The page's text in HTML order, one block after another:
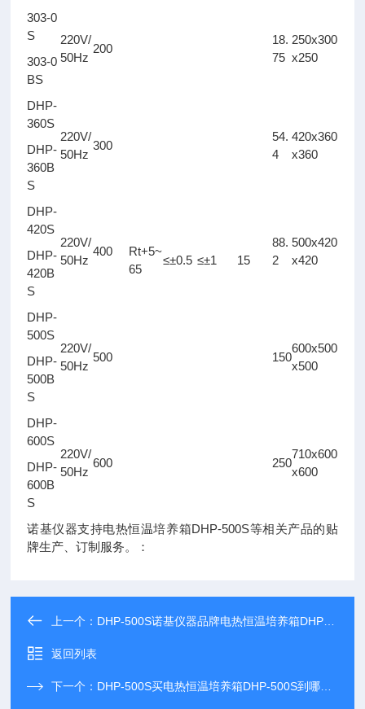
303-0
S
220V/
50Hz
200
Rt+5~
65
≤±0.5 ≤±1 15
18.
75
250x300
x250
303-0
BS
DHP-
360S
220V/
50Hz
300
54.
4
420x360
x360
DHP-
360B
S
DHP-
420S
220V/
50Hz
400
88.
2
500x420
x420
DHP-
420B
S
DHP-
500S
220V/
50Hz
500 150
600x500
x500
DHP-
500B
S
DHP-
600S
220V/
50Hz
600 250
710x600
x600
DHP-
600B
S
诺基仪器支持电热恒温培养箱DHP-500S等相关产品的贴
牌生产、订制服务。：
上一个： DHP-500S诺基仪器品牌电热恒温培养箱DHP-500S可比进口产品
返回列表
下一个： DHP-500S买电热恒温培养箱DHP-500S到哪里，*诺基仪器